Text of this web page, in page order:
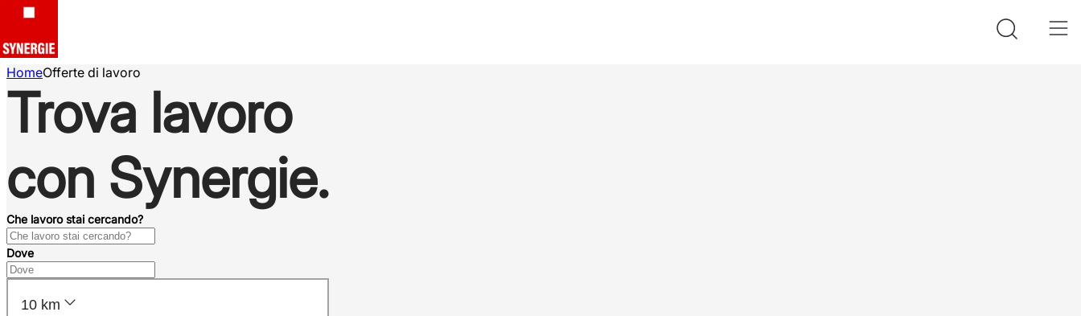
HomeOfferte di lavoro
Trova lavoro
con Synergie.
Che lavoro stai cercando?
Dove
10 km